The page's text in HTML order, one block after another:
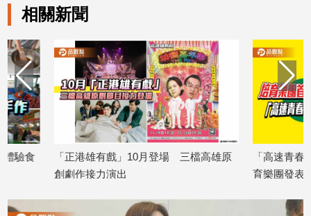
投
專
區
【我
的
觀
點】
相關新聞
「正港雄有戲」10月登場 三檔高雄原
創劇作接力演出
「高速青春」音樂展
育樂團發表新作接力